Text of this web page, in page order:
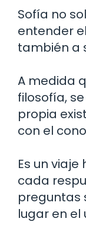
Sofía no
entender
también a
A medida
filosofía,
propia
con el
Es un
cada
preguntas
lugar en el